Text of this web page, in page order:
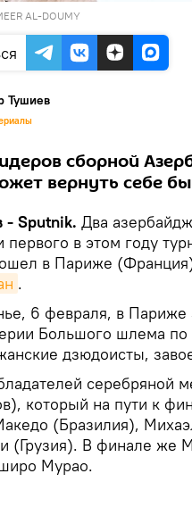
AL-DOUMY
Тушиев
сборной
вернуть себе
- Sputnik. Два
первого в этом году
в Париже
.
6 февраля, в
Большого шлема
дзюдоисты,
серебряной
который на пути к
(Бразилия),
(Грузия). В финале же
Мурао.